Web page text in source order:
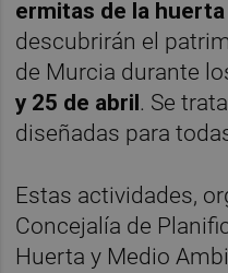
ermitas de la
descubrirán el
de Murcia durante
y 25 de abril. Se
diseñadas para
Estas actividades,
Concejalía de
Huerta y Medio